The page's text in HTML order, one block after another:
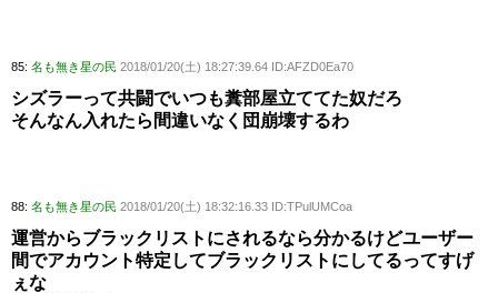
85: 名も無き星の民 2018/01/20(土) 18:27:39.64 ID:AFZD0Ea70
シズラーって共闘でいつも糞部屋立ててた奴だろ
そんなん入れたら間違いなく団崩壊するわ
88: 名も無き星の民 2018/01/20(土) 18:32:16.33 ID:TPulUMCoa
運営からブラックリストにされるなら分かるけどユーザー
間でアカウント特定してブラックリストにしてるってすげ
ぇな